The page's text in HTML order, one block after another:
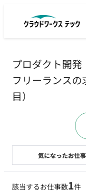
プロダクト開
フリーランス
目）
該当するお仕事数1件
気になったお仕事